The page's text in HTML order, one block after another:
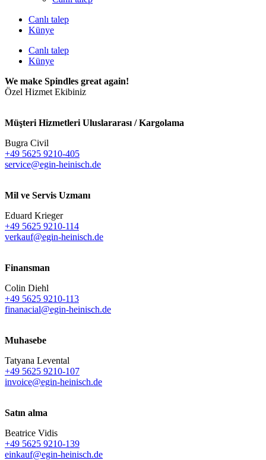
Canlı talep
Künye
Canlı talep
Künye
We make Spindles great again!
Özel Hizmet Ekibiniz
Müşteri Hizmetleri Uluslararası / Kargolama
Bugra Civil
+49 5625 9210-405
service@egin-heinisch.de
Mil ve Servis Uzmanı
Eduard Krieger
+49 5625 9210-114
verkauf@egin-heinisch.de
Finansman
Colin Diehl
+49 5625 9210-113
finanacial@egin-heinisch.de
Muhasebe
Tatyana Levental
+49 5625 9210-107
invoice@egin-heinisch.de
Satın alma
Beatrice Vidis
+49 5625 9210-139
einkauf@egin-heinisch.de